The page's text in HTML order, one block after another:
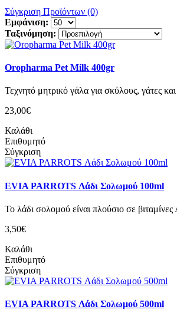
Σύγκριση Προϊόντων (0)
Εμφάνιση:
Ταξινόμηση:
Oropharma Pet Milk 400gr
Τεχνητό μητρικό γάλα για σκύλους, γάτες
23,00€
Καλάθι
Επιθυμητό
Σύγκριση
EVIA PARROTS Λάδι Σολωμού 100ml
Το λάδι σολομού είναι πλούσιο σε
3,50€
Καλάθι
Επιθυμητό
Σύγκριση
EVIA PARROTS Λάδι Σολωμού 500ml